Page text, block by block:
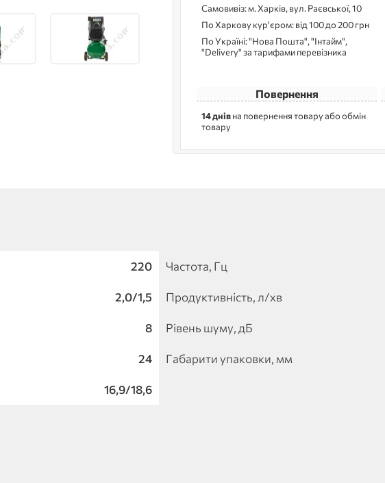
Самовивіз: м. Харків, вул. Раєвської, 10
По Харкову кур'єром: від 100 до 200 грн
По Україні: "Нова Пошта", "Інтайм",
"Delivery" за тарифами перевізника
Повернення
14 днівна повернення товару або обмін
товару
220 Частота, Гц
2,0/1,5 Продуктивність, л/хв
8 Рівень шуму, дБ
24 Габарити упаковки, мм
16,9/18,6